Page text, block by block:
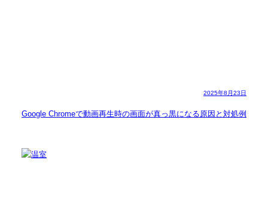
2025年8月23日
Google Chromeで動画再生時の画面が真っ黒になる原因と対処例